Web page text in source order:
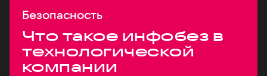
Безопасность
Что такое инфобез в
технологической
компании